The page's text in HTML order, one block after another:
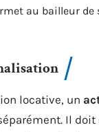
au bailleur
locative, un
Il